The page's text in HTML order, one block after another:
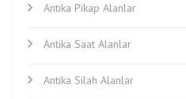
Antika Pikap Alanlar
Antika Saat Alanlar
Antika Silah Alanlar